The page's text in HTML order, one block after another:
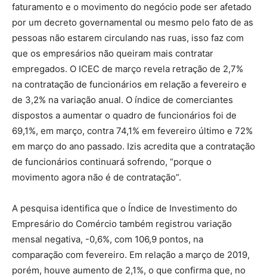
faturamento e o movimento do negócio pode ser afetado
por um decreto governamental ou mesmo pelo fato de as
pessoas não estarem circulando nas ruas, isso faz com
que os empresários não queiram mais contratar
empregados. O ICEC de março revela retração de 2,7%
na contratação de funcionários em relação a fevereiro e
de 3,2% na variação anual. O índice de comerciantes
dispostos a aumentar o quadro de funcionários foi de
69,1%, em março, contra 74,1% em fevereiro último e 72%
em março do ano passado. Izis acredita que a contratação
de funcionários continuará sofrendo, “porque o
movimento agora não é de contratação”.
A pesquisa identifica que o Índice de Investimento do
Empresário do Comércio também registrou variação
mensal negativa, -0,6%, com 106,9 pontos, na
comparação com fevereiro. Em relação a março de 2019,
porém, houve aumento de 2,1%, o que confirma que, no